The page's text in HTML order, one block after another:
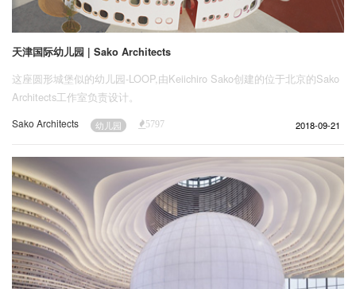
天津国际幼儿园 | Sako Architects
这座圆形城堡似的幼儿园-LOOP,由Keiichiro Sako创建的位于北京的Sako
Architects工作室负责设计。
Sako Architects 幼儿园 5797 2018-09-21